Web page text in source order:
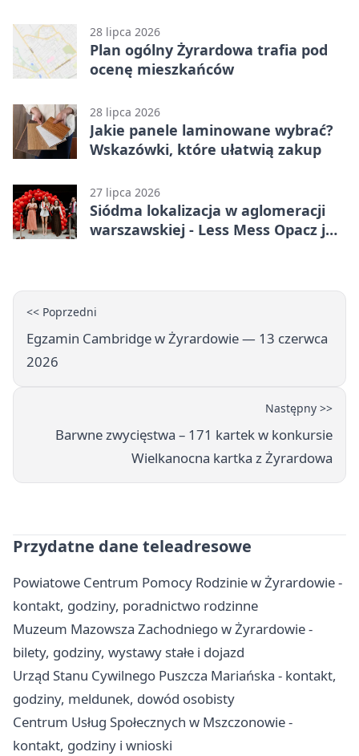
28 lipca 2026
Plan ogólny Żyrardowa trafia pod
ocenę mieszkańców
28 lipca 2026
Jakie panele laminowane wybrać?
Wskazówki, które ułatwią zakup
27 lipca 2026
Siódma lokalizacja w aglomeracji
warszawskiej - Less Mess Opacz już
<< Poprzedni
Egzamin Cambridge w Żyrardowie — 13 czerwca
2026
Następny >>
Barwne zwycięstwa – 171 kartek w konkursie
Wielkanocna kartka z Żyrardowa
Przydatne dane teleadresowe
Powiatowe Centrum Pomocy Rodzinie w Żyrardowie -
kontakt, godziny, poradnictwo rodzinne
Muzeum Mazowsza Zachodniego w Żyrardowie -
bilety, godziny, wystawy stałe i dojazd
Urząd Stanu Cywilnego Puszcza Mariańska - kontakt,
godziny, meldunek, dowód osobisty
Centrum Usług Społecznych w Mszczonowie -
kontakt, godziny i wnioski